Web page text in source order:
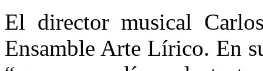
El director musical
Ensamble Arte Lírico. En